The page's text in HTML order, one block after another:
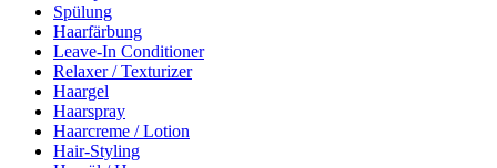
Spülung
Haarfärbung
Leave-In Conditioner
Relaxer / Texturizer
Haargel
Haarspray
Haarcreme / Lotion
Hair-Styling